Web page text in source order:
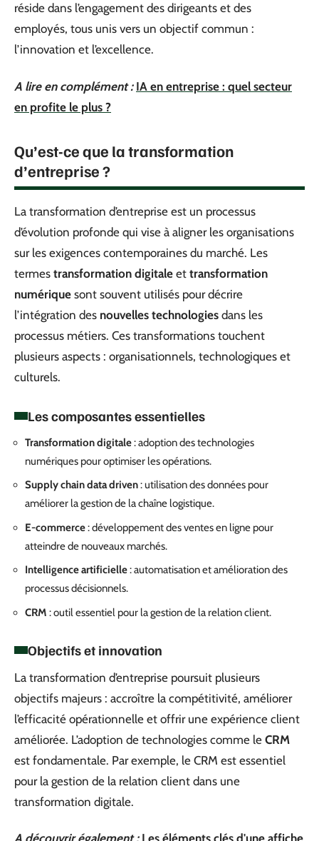
réside dans l’engagement des dirigeants et des
employés, tous unis vers un objectif commun :
l’innovation et l’excellence.
A lire en complément : IA en entreprise : quel secteur
en profite le plus ?
Qu’est-ce que la transformation
d’entreprise ?
La transformation d’entreprise est un processus
d’évolution profonde qui vise à aligner les organisations
sur les exigences contemporaines du marché. Les
termes transformation digitale et transformation
numérique sont souvent utilisés pour décrire
l’intégration des nouvelles technologies dans les
processus métiers. Ces transformations touchent
plusieurs aspects : organisationnels, technologiques et
culturels.
Les composantes essentielles
Transformation digitale: adoption des technologies
numériques pour optimiser les opérations.
Supply chain data driven: utilisation des données pour
améliorer la gestion de la chaîne logistique.
E-commerce: développement des ventes en ligne pour
atteindre de nouveaux marchés.
Intelligence artificielle: automatisation et amélioration des
processus décisionnels.
CRM : outil essentiel pour la gestion de la relation client.
Objectifs et innovation
La transformation d’entreprise poursuit plusieurs
objectifs majeurs : accroître la compétitivité, améliorer
l’efficacité opérationnelle et offrir une expérience client
améliorée. L’adoption de technologies comme le CRM
est fondamentale. Par exemple, le CRM est essentiel
pour la gestion de la relation client dans une
transformation digitale.
A découvrir également : Les éléments clés d'une affiche